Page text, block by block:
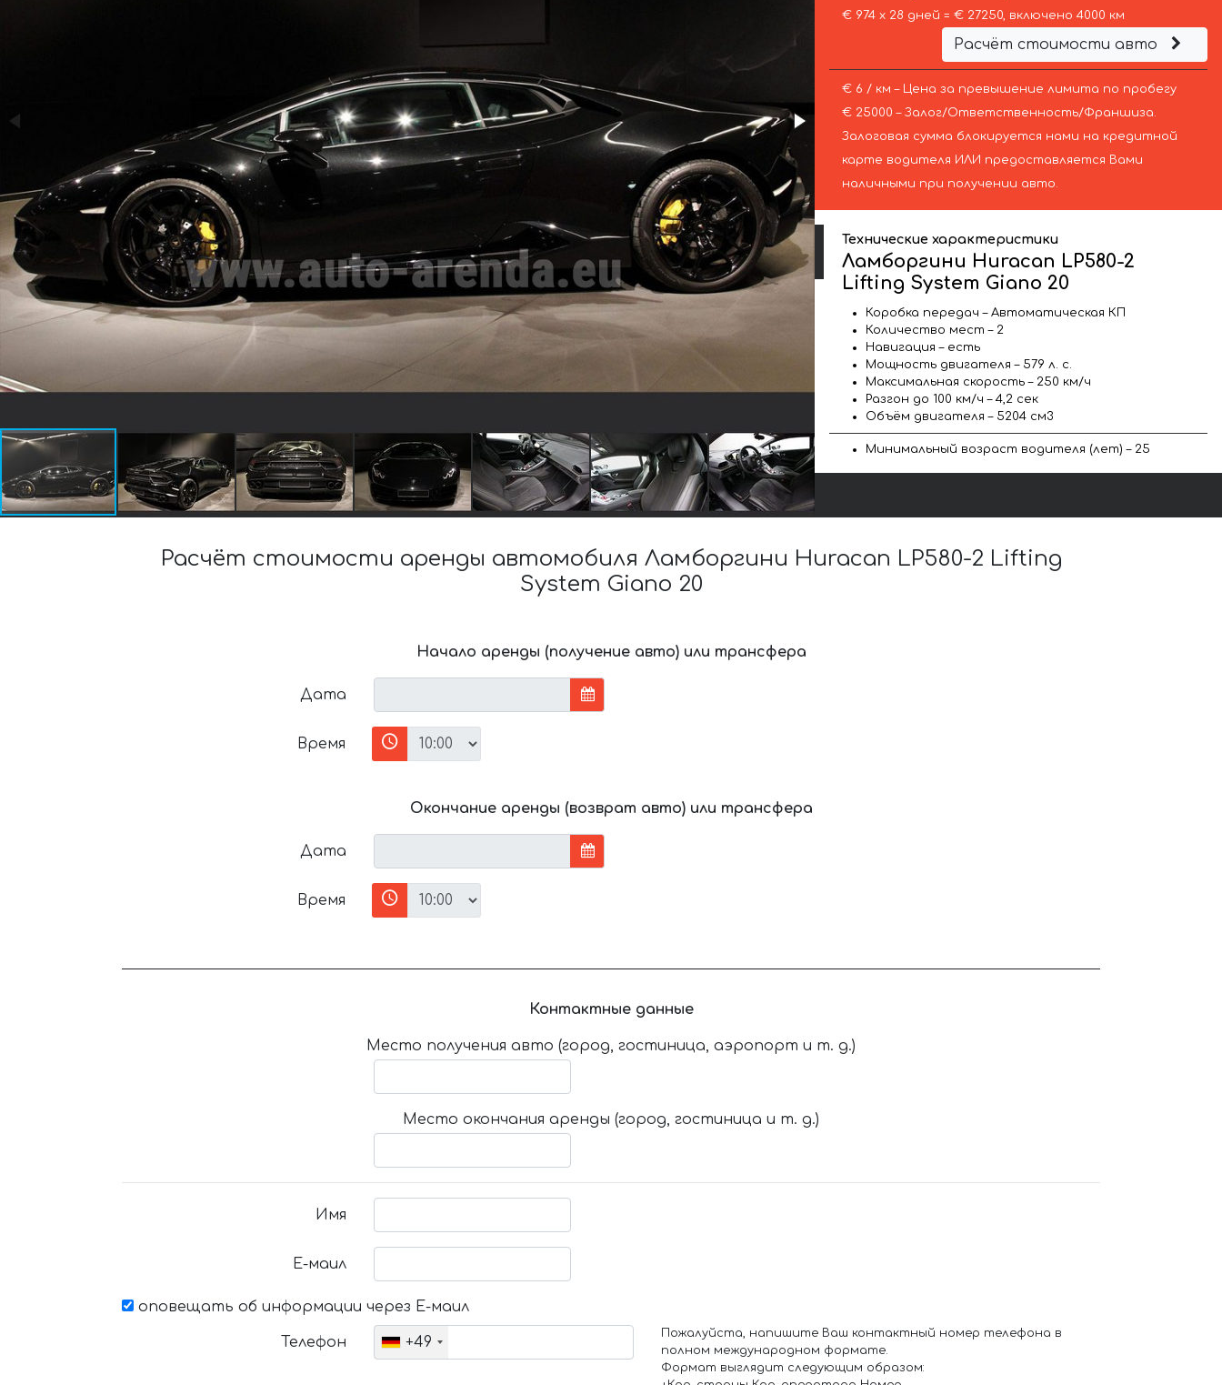
€ 974 х 28 дней = € 27250, включено 4000 км
Расчёт стоимости авто
€ 6 / км – Цена за превышение лимита по пробегу
€ 25000 – Залог/Ответственность/Франшиза.
Залоговая сумма блокируется нами на кредитной
карте водителя ИЛИ предоставляется Вами
наличными при получении авто.
Технические характеристики
Ламборгини Huracan LP580-2
Lifting System Giano 20
Коробка передач – Автоматическая КП
Количество мест – 2
Навигация – есть
Мощность двигателя – 579 л. с.
Максимальная скорость – 250 км/ч
Разгон до 100 км/ч – 4,2 сек
Объём двигателя – 5204 см3
Минимальный возраст водителя (лет) – 25
Расчёт стоимости аренды автомобиля Ламборгини Huracan LP580-2 Lifting
System Giano 20
Начало аренды (получение авто) или трансфера
Дата
Время
Окончание аренды (возврат авто) или трансфера
Дата
Время
Контактные данные
Место получения авто (город, гостиница, аэропорт и т. д.)
Место окончания аренды (город, гостиница и т. д.)
Имя
Е-маил
оповещать об информации через Е-маил
Телефон +49
Пожалуйста, напишите Ваш контактный номер телефона в
полном международном формате.
Формат выглядит следующим образом: